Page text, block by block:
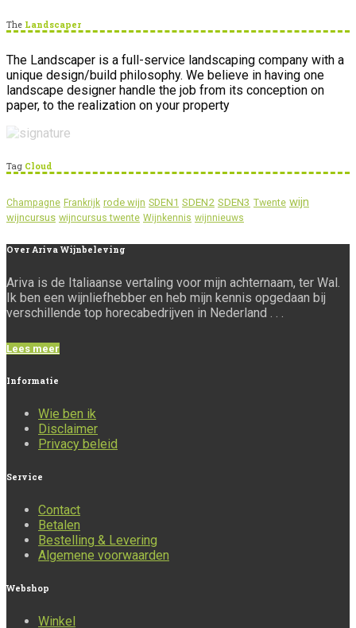
The Landscaper
The Landscaper is a full-service landscaping company with a
unique design/build philosophy. We believe in having one
landscape designer handle the job from its conception on
paper, to the realization on your property
Tag Cloud
Champagne Frankrijk rode wijn SDEN1 SDEN2 SDEN3 Twente wijn
wijncursus wijncursus twente Wijnkennis wijnnieuws
Over Ariva Wijnbeleving
Ariva is de Italiaanse vertaling voor mijn achternaam, ter Wal.
Ik ben een wijnliefhebber en heb mijn kennis opgedaan bij
verschillende top horecabedrijven in Nederland . . .
Lees meer
Informatie
Wie ben ik
Disclaimer
Privacy beleid
Service
Contact
Betalen
Bestelling & Levering
Algemene voorwaarden
Webshop
Winkel